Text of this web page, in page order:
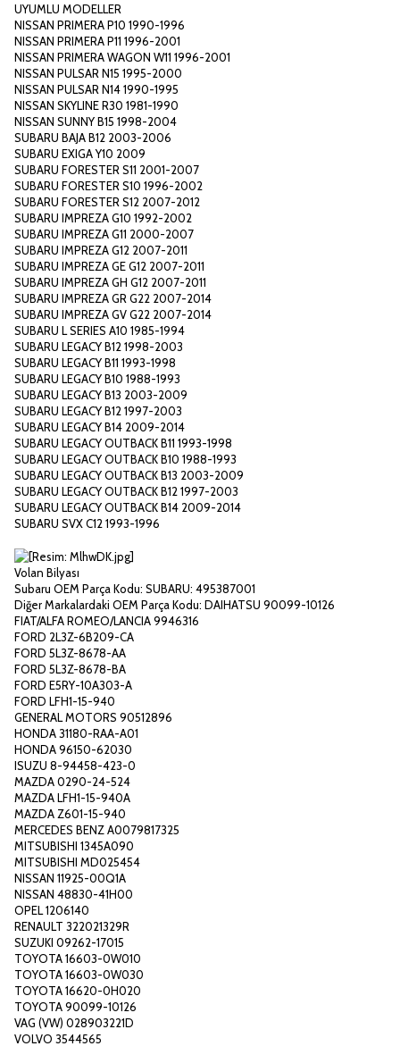
UYUMLU MODELLER
NISSAN PRIMERA P10 1990-1996
NISSAN PRIMERA P11 1996-2001
NISSAN PRIMERA WAGON W11 1996-2001
NISSAN PULSAR N15 1995-2000
NISSAN PULSAR N14 1990-1995
NISSAN SKYLINE R30 1981-1990
NISSAN SUNNY B15 1998-2004
SUBARU BAJA B12 2003-2006
SUBARU EXIGA Y10 2009
SUBARU FORESTER S11 2001-2007
SUBARU FORESTER S10 1996-2002
SUBARU FORESTER S12 2007-2012
SUBARU IMPREZA G10 1992-2002
SUBARU IMPREZA G11 2000-2007
SUBARU IMPREZA G12 2007-2011
SUBARU IMPREZA GE G12 2007-2011
SUBARU IMPREZA GH G12 2007-2011
SUBARU IMPREZA GR G22 2007-2014
SUBARU IMPREZA GV G22 2007-2014
SUBARU L SERIES A10 1985-1994
SUBARU LEGACY B12 1998-2003
SUBARU LEGACY B11 1993-1998
SUBARU LEGACY B10 1988-1993
SUBARU LEGACY B13 2003-2009
SUBARU LEGACY B12 1997-2003
SUBARU LEGACY B14 2009-2014
SUBARU LEGACY OUTBACK B11 1993-1998
SUBARU LEGACY OUTBACK B10 1988-1993
SUBARU LEGACY OUTBACK B13 2003-2009
SUBARU LEGACY OUTBACK B12 1997-2003
SUBARU LEGACY OUTBACK B14 2009-2014
SUBARU SVX C12 1993-1996
Volan Bilyası
Subaru OEM Parça Kodu: SUBARU: 495387001
Diğer Markalardaki OEM Parça Kodu: DAIHATSU 90099-10126
FIAT/ALFA ROMEO/LANCIA 9946316
FORD 2L3Z-6B209-CA
FORD 5L3Z-8678-AA
FORD 5L3Z-8678-BA
FORD E5RY-10A303-A
FORD LFH1-15-940
GENERAL MOTORS 90512896
HONDA 31180-RAA-A01
HONDA 96150-62030
ISUZU 8-94458-423-0
MAZDA 0290-24-524
MAZDA LFH1-15-940A
MAZDA Z601-15-940
MERCEDES BENZ A0079817325
MITSUBISHI 1345A090
MITSUBISHI MD025454
NISSAN 11925-00Q1A
NISSAN 48830-41H00
OPEL 1206140
RENAULT 322021329R
SUZUKI 09262-17015
TOYOTA 16603-0W010
TOYOTA 16603-0W030
TOYOTA 16620-0H020
TOYOTA 90099-10126
VAG (VW) 028903221D
VOLVO 3544565